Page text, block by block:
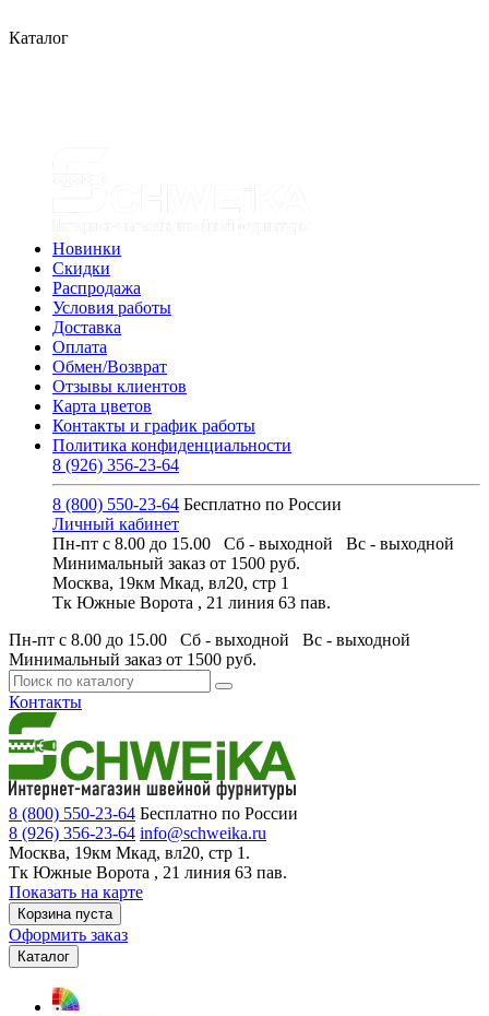
Каталог
Новинки
Скидки
Распродажа
Условия работы
Доставка
Оплата
Обмен/Возврат
Отзывы клиентов
Карта цветов
Контакты и график работы
Политика конфиденциальности
8 (926) 356-23-64
8 (800) 550-23-64 Бесплатно по России
Личный кабинет
Пн-пт с 8.00 до 15.00 Сб - выходной Вс - выходной
Минимальный заказ от 1500 руб.
Москва, 19км Мкад, вл20, стр 1
Тк Южные Ворота , 21 линия 63 пав.
Пн-пт с 8.00 до 15.00 Сб - выходной Вс - выходной
Минимальный заказ от 1500 руб.
Контакты
8 (800) 550-23-64 Бесплатно по России
8 (926) 356-23-64 info@schweika.ru
Москва, 19км Мкад, вл20, стр 1.
Тк Южные Ворота , 21 линия 63 пав.
Показать на карте
Корзина пуста
Оформить заказ
Каталог